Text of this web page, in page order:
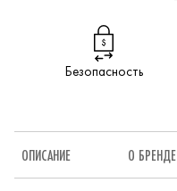
Безопасность
ОПИСАНИЕ О БРЕНДЕ